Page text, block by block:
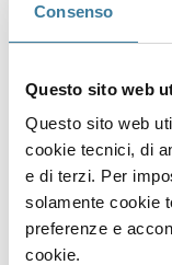
Consenso
Questo sito web
Questo sito web
cookie tecnici, di
e di terzi. Per
solamente cookie
preferenze e
cookie.
taille aux
pour le reste
mortier de
dialecte),
une couche
l’aide de
Sous le sol,
Depuis